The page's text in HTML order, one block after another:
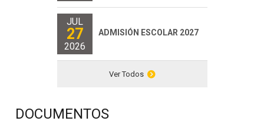
JUL
27
2026
ADMISIÓN ESCOLAR 2027
Ver Todos
DOCUMENTOS